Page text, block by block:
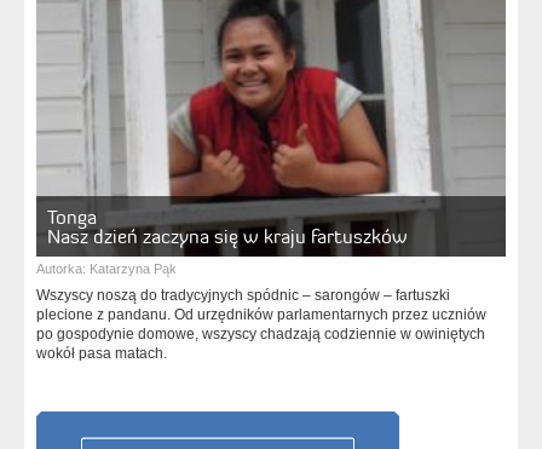
Tonga
Nasz dzień zaczyna się w kraju fartuszków
Autorka: Katarzyna Pąk
Wszyscy noszą do tradycyjnych spódnic – sarongów – fartuszki
plecione z pandanu. Od urzędników parlamentarnych przez uczniów
po gospodynie domowe, wszyscy chadzają codziennie w owiniętych
wokół pasa matach.